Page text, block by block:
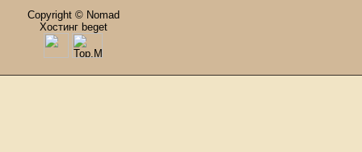
Copyright © Nomad
Хостинг beget